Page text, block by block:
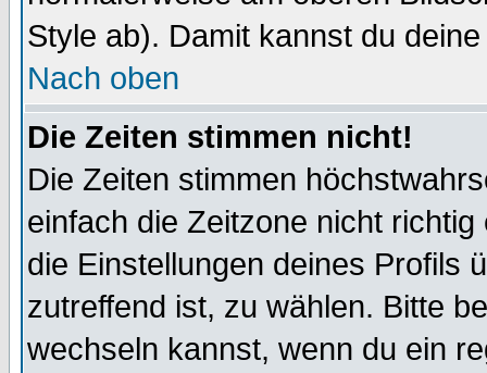
Style ab). Damit kannst du
Nach oben
Die Zeiten stimmen nicht!
Die Zeiten stimmen
einfach die Zeitzone nicht
die Einstellungen deines Profils
zutreffend ist, zu wählen. Bitte
wechseln kannst, wenn du ein